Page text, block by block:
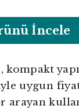
İncele
kompakt
uygun
arayan